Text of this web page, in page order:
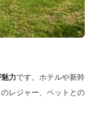
力です。ホテルや新幹
レジャー、ペットとの